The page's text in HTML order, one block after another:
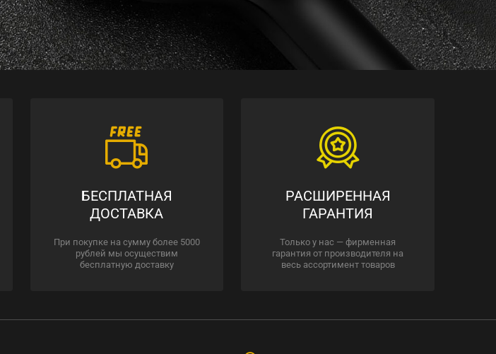
БЕСПЛАТНАЯ
ДОСТАВКА
При покупке на сумму более 5000
рублей мы осуществим
бесплатную доставку
РАСШИРЕННАЯ
ГАРАНТИЯ
Только у нас — фирменная
гарантия от производителя на
весь ассортимент товаров